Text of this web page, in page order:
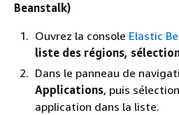
Beanstalk)
Ouvrez la console Elastic
liste des régions,
Dans le panneau de
Applications, puis
application dans la liste.